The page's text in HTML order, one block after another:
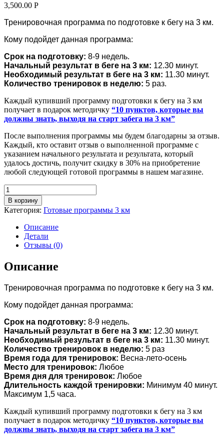
3,500.00 Р
Тренировочная программа по подготовке к бегу на 3 км.
Кому подойдет данная программа:
Срок на подготовку: 8-9 недель.
Начальный результат в беге на 3 км: 12.30 минут.
Необходимый результат в беге на 3 км: 11.30 минут.
Количество тренировок в неделю: 5 раз.
Каждый купивший программу подготовки к бегу на 3 км
получает в подарок методичку “10 пунктов, которые вы
должны знать, выходя на старт забега на 3 км”
После выполнения программы мы будем благодарны за отзыв.
Каждый, кто оставит отзыв о выполненной программе с
указанием начального результата и результата, который
удалось достичь, получит скидку в 30% на приобретение
любой следующей готовой программы в нашем магазине.
Количество
В корзину
Категория: Готовые программы 3 км
Описание
Детали
Отзывы (0)
Описание
Тренировочная программа по подготовке к бегу на 3 км.
Кому подойдет данная программа:
Срок на подготовку: 8-9 недель.
Начальный результат в беге на 3 км: 12.30 минут.
Необходимый результат в беге на 3 км: 11.30 минут.
Количество тренировок в неделю: 5 раз
Время года для тренировок: Весна-лето-осень
Место для тренировок: Любое
Время дня для тренировок: Любое
Длительность каждой тренировки: Минимум 40 минут.
Максимум 1,5 часа.
Каждый купивший программу подготовки к бегу на 3 км
получает в подарок методичку “10 пунктов, которые вы
должны знать, выходя на старт забега на 3 км”